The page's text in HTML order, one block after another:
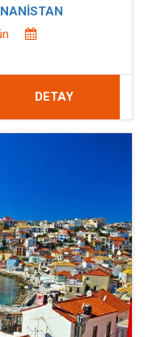
DETAY